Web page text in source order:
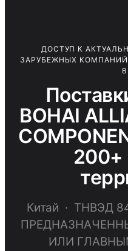
ДОСТУП К
ЗАРУБЕЖНЫХ
BOHAI
200+
Китай · ТНВЭД
ИЛИ